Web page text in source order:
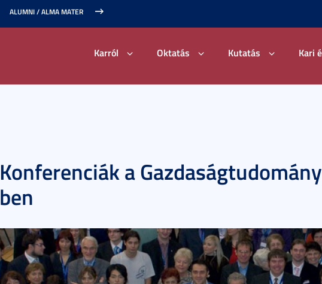
ALUMNI / ALMA MATER
Karról Oktatás Kutatás Kari
Konferenciák a
ben